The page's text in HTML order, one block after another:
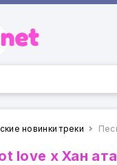
новинки треки
love x Хан ата